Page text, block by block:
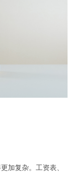
加复杂。工资表、